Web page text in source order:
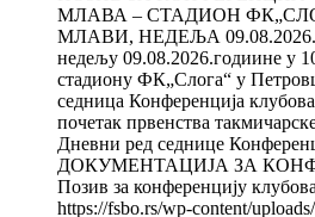
МЛАВА – СТАДИОН
МЛАВИ, НЕДЕЉА
недељу 09.08.2026.годиине у
стадиону ФК„Слога“ у
седница Конференција
почетак првенства
Дневни ред седнице
ДОКУМЕНТАЦИЈА ЗА
Позив за конференцију
https://fsbo.rs/wp-content/